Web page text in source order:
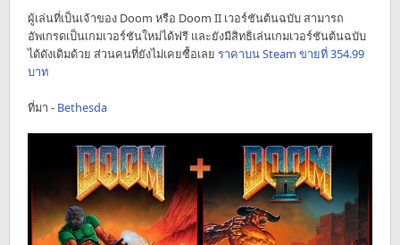
ผู้เล่นที่เป็นเจ้าของ Doom หรือ Doom II เวอร์ชันต้นฉบับ สามารถ
อัพเกรดเป็นเกมเวอร์ชันใหม่ได้ฟรี และยังมีสิทธิเล่นเกมเวอร์ชันต้นฉบับ
ได้ดังเดิมด้วย ส่วนคนที่ยังไม่เคยซื้อเลย ราคาบน Steam ขายที่ 354.99
บาท
ที่มา - Bethesda